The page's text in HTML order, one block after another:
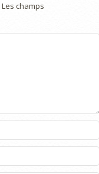
Les champs